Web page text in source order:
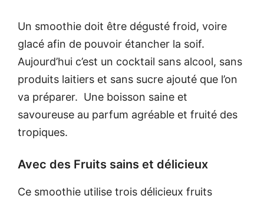
Un smoothie doit être dégusté froid, voire
glacé afin de pouvoir étancher la soif.
Aujourd’hui c’est un cocktail sans alcool, sans
produits laitiers et sans sucre ajouté que l’on
va préparer. Une boisson saine et
savoureuse au parfum agréable et fruité des
tropiques.
Avec des Fruits sains et délicieux
Ce smoothie utilise trois délicieux fruits